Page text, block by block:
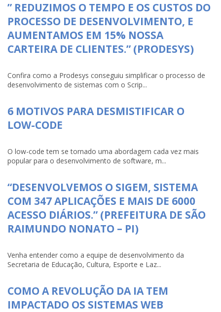
” REDUZIMOS O TEMPO E OS CUSTOS DO
PROCESSO DE DESENVOLVIMENTO, E
AUMENTAMOS EM 15% NOSSA
CARTEIRA DE CLIENTES.” (PRODESYS)
Confira como a Prodesys conseguiu simplificar o processo de
desenvolvimento de sistemas com o Scrip...
6 MOTIVOS PARA DESMISTIFICAR O
LOW-CODE
O low-code tem se tornado uma abordagem cada vez mais
popular para o desenvolvimento de software, m...
“DESENVOLVEMOS O SIGEM, SISTEMA
COM 347 APLICAÇÕES E MAIS DE 6000
ACESSO DIÁRIOS.” (PREFEITURA DE SÃO
RAIMUNDO NONATO – PI)
Venha entender como a equipe de desenvolvimento da
Secretaria de Educação, Cultura, Esporte e Laz...
COMO A REVOLUÇÃO DA IA TEM
IMPACTADO OS SISTEMAS WEB